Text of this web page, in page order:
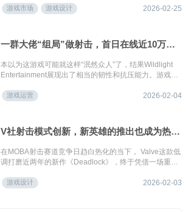
式设计：外层是吸引眼球的塔防RPG，中层是承接与过
游戏市场 游戏设计 2026-02-25
一群大佬“组局”做射击，首日在线近10万却挨喷，火速更新口碑逆转？
本以为这游戏可能就这样“泯然众人”了，结果Wildlight
Entertainment展现出了相当的韧性和抗压能力。游戏周
式，一周之内更是推了三次更新，算是快速对玩家的反
游戏运营 2026-02-04
V社射击模式创新，新英雄的推出也成为热度引爆点
在MOBA射击赛道竞争日趋白热化的当下， Valve这款低
调打磨近两年的新作《Deadlock》，终于凭借一场重磅
游戏设计 2026-02-03